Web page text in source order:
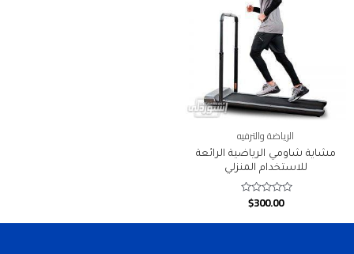
الرياضة والترفيه
مشاية شاومي الرياضية الرائعة
للاستخدام المنزلي
Rated
$300.00